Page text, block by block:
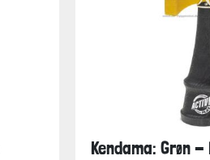
Kendama: Grøn